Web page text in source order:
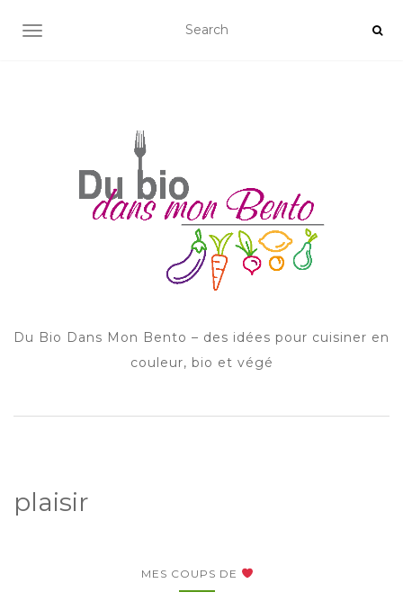
AFFICHER/MASQUER LA NAVIGATION
Du Bio Dans Mon Bento – des idées pour cuisiner en
couleur, bio et végé
plaisir
MES COUPS DE